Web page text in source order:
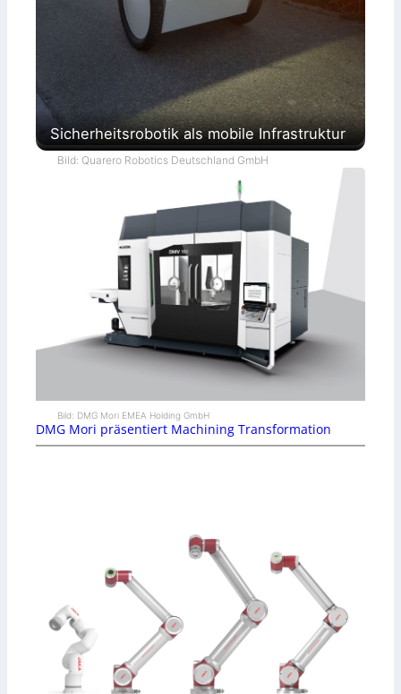
Sicherheitsrobotik als mobile Infrastruktur
Bild: Quarero Robotics Deutschland GmbH
Bild: DMG Mori EMEA Holding GmbH
DMG Mori präsentiert Machining Transformation